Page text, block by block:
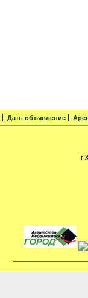
Дать объявление